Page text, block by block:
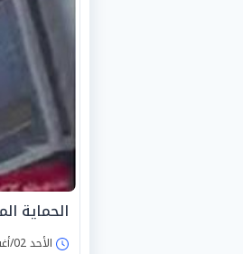
الحماية
الأحد 02/أغسطس/2026 - 03:08 م